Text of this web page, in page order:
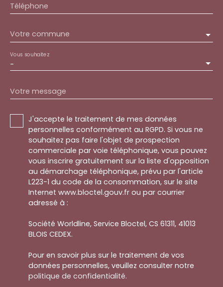
Téléphone
Votre commune
-
Vous souhaitez
Votre message
J'accepte le traitement de mes données
personnelles conformément au RGPD. Si vous ne
souhaitez pas faire l'objet de prospection
commerciale par voie téléphonique, vous pouvez
vous inscrire gratuitement sur la liste d'opposition
au démarchage téléphonique, prévu par l'article
L223-1 du code de la consommation, sur le site
Internet www.bloctel.gouv.fr ou par courrier
adressé à :
Société Worldline, Service Bloctel, CS 61311, 41013
BLOIS CEDEX.
Pour en savoir plus sur le traitement de vos
données personnelles, veuillez consulter notre
politique de confidentialité.